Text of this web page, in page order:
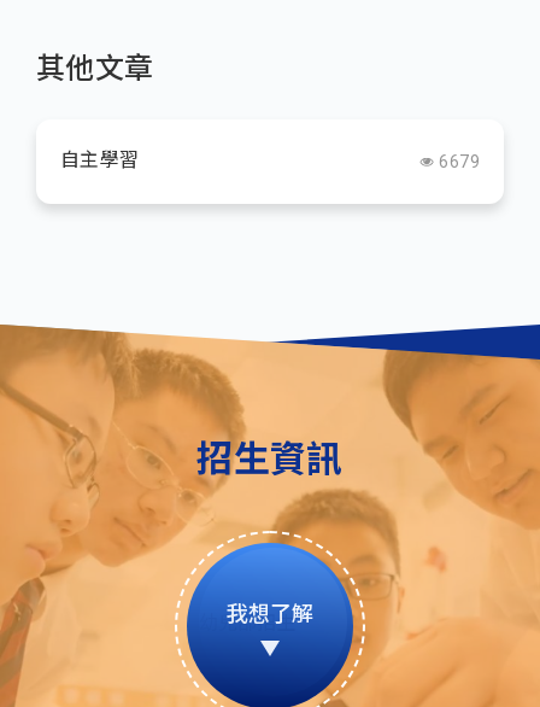
其他文章
自主學習 6679
招生資訊
我想了解